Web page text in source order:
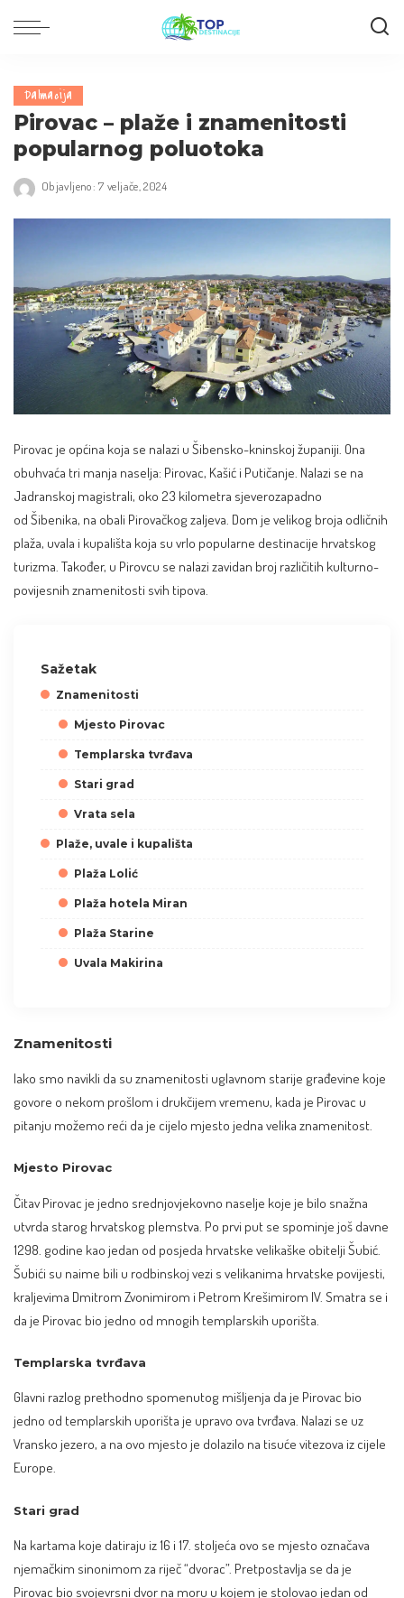
Dalmacija
Pirovac – plaže i znamenitosti
popularnog poluotoka
Objavljeno: 7 veljače, 2024
Pirovac je općina koja se nalazi u Šibensko-kninskoj županiji. Ona
obuhvaća tri manja naselja: Pirovac, Kašić i Putičanje. Nalazi se na
Jadranskoj magistrali, oko 23 kilometra sjeverozapadno
od Šibenika, na obali Pirovačkog zaljeva. Dom je velikog broja odličnih
plaža, uvala i kupališta koja su vrlo popularne destinacije hrvatskog
turizma. Također, u Pirovcu se nalazi zavidan broj različitih kulturno-
povijesnih znamenitosti svih tipova.
Sažetak
Znamenitosti
Mjesto Pirovac
Templarska tvrđava
Stari grad
Vrata sela
Plaže, uvale i kupališta
Plaža Lolić
Plaža hotela Miran
Plaža Starine
Uvala Makirina
Znamenitosti
Iako smo navikli da su znamenitosti uglavnom starije građevine koje
govore o nekom prošlom i drukčijem vremenu, kada je Pirovac u
pitanju možemo reći da je cijelo mjesto jedna velika znamenitost.
Mjesto Pirovac
Čitav Pirovac je jedno srednjovjekovno naselje koje je bilo snažna
utvrda starog hrvatskog plemstva. Po prvi put se spominje još davne
1298. godine kao jedan od posjeda hrvatske velikaške obitelji Šubić.
Šubići su naime bili u rodbinskoj vezi s velikanima hrvatske povijesti,
kraljevima Dmitrom Zvonimirom i Petrom Krešimirom IV. Smatra se i
da je Pirovac bio jedno od mnogih templarskih uporišta.
Templarska tvrđava
Glavni razlog prethodno spomenutog mišljenja da je Pirovac bio
jedno od templarskih uporišta je upravo ova tvrđava. Nalazi se uz
Vransko jezero, a na ovo mjesto je dolazilo na tisuće vitezova iz cijele
Europe.
Stari grad
Na kartama koje datiraju iz 16 i 17. stoljeća ovo se mjesto označava
njemačkim sinonimom za riječ “dvorac”. Pretpostavlja se da je
Pirovac bio svojevrsni dvor na moru u kojem je stolovao jedan od